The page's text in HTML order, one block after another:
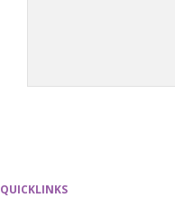
QUICKLINKS